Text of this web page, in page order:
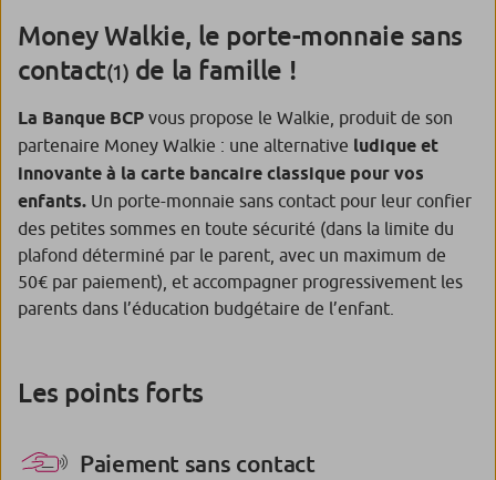
Money Walkie, le porte-monnaie sans
contact(1) de la famille !
La Banque BCP vous propose le Walkie, produit de son
partenaire Money Walkie : une alternative ludique et
innovante à la carte bancaire classique pour vos
enfants. Un porte-monnaie sans contact pour leur confier
des petites sommes en toute sécurité (dans la limite du
plafond déterminé par le parent, avec un maximum de
50€ par paiement), et accompagner progressivement les
parents dans l’éducation budgétaire de l’enfant.
Les points forts
Paiement sans contact